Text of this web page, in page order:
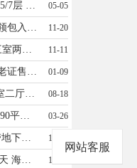
（可租 可售）福林庭院电梯洋房5/7层 110平 简装 三室两厅 58万 （租900元/月） 13831938362 05-05
家乐园附近市直家属院两室干净领包入住，不用咋收拾老证47万15531947615 11-20
23中学区房，电梯小高165平，三室两厅两卫精装修老证可，小区停车方便，联系电话:李18032966919 11-11
三中学区黄家园55平，2室，5层老证售27万。阳光水岸89平，2室，3/6层带小房老证46万。13180285219 01-09
三中门口合作小区4/6层115平三室二厅一卫带小房老证售58万🈶🔑15531903330 08-18
新西街电影公司，4/6两室两厅，90平，老证，地上小房，39.8万，15100913300 03-26
凰家胜利园 6/7 95平 两室两厅 带地下室18平 有证 63万附近有中心医院，胜利小学 13363717069 12-24
特价出售 民警 富水 永辉巴黎 蓝天 海德花园 园林 百合小筑 电梯房两居室 85平米 45万 15097953775 10-17
网站客服